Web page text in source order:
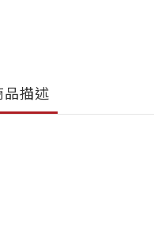
品描述